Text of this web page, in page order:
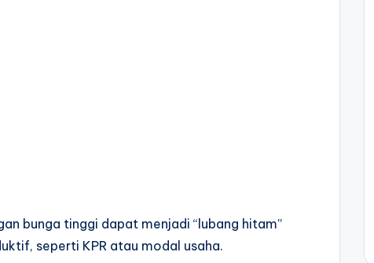
bunga tinggi dapat menjadi “lubang hitam”
seperti KPR atau modal usaha.